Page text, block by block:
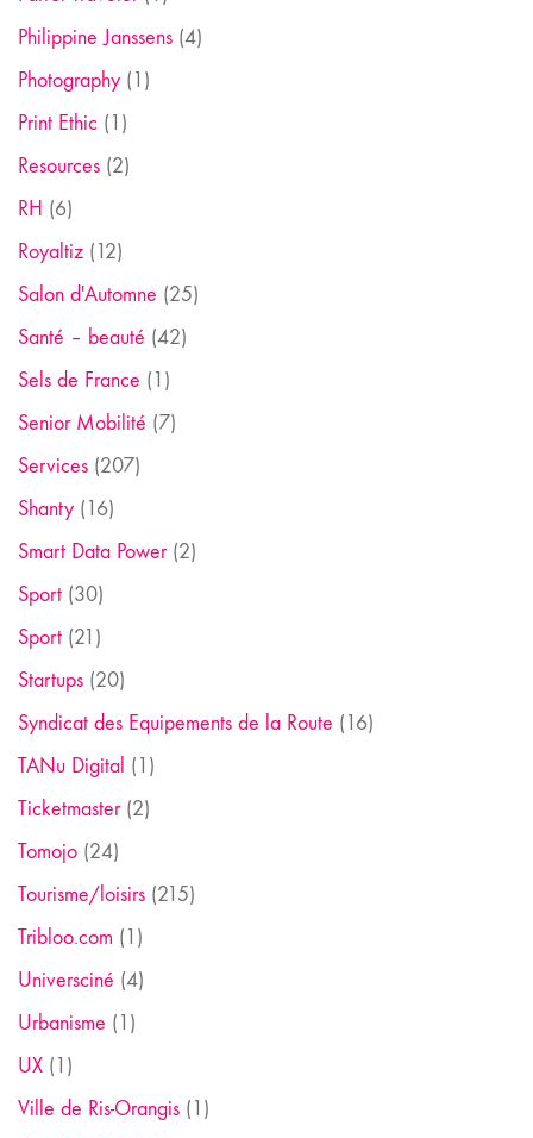
Philippine Janssens (4)
Photography (1)
Print Ethic (1)
Resources (2)
RH (6)
Royaltiz (12)
Salon d'Automne (25)
Santé – beauté (42)
Sels de France (1)
Senior Mobilité (7)
Services (207)
Shanty (16)
Smart Data Power(2)
Sport (30)
Sport (21)
Startups (20)
Syndicat des Equipements de la Route (16)
TANu Digital (1)
Ticketmaster(2)
Tomojo (24)
Tourisme/loisirs (215)
Tribloo.com (1)
Universciné (4)
Urbanisme (1)
UX (1)
Ville de Ris-Orangis (1)